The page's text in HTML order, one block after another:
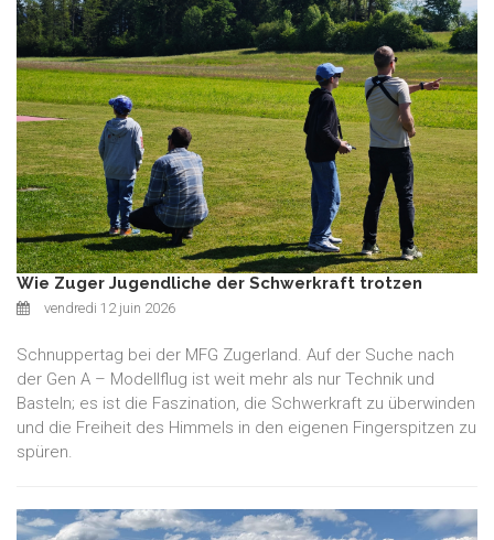
Wie Zuger Jugendliche der Schwerkraft trotzen
vendredi 12 juin 2026
Schnuppertag bei der MFG Zugerland. Auf der Suche nach
der Gen A – Modellflug ist weit mehr als nur Technik und
Basteln; es ist die Faszination, die Schwerkraft zu überwinden
und die Freiheit des Himmels in den eigenen Fingerspitzen zu
spüren.